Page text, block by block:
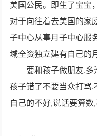
美国公民。即生了宝宝
对于向往着去美国的家
子中心从事月子中心服
域全资独立建有自己的
要和孩子做朋友,多
孩子错了不要当众打骂
自己的不好,说话要算